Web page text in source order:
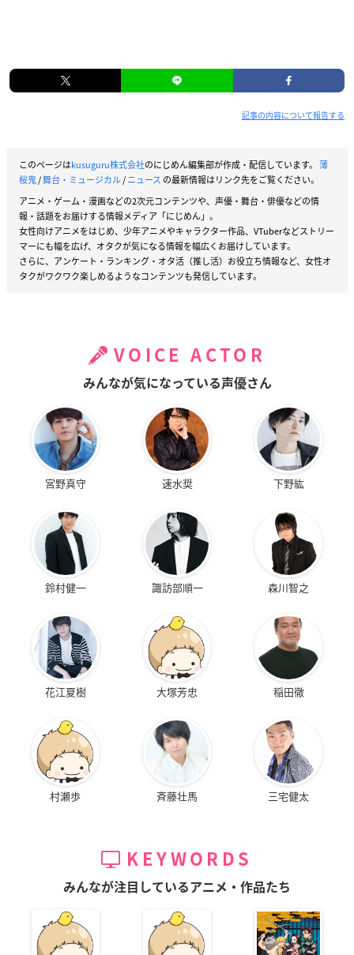
記事の内容について報告する
このページはkusuguru株式会社のにじめん編集部が作成・配信しています。 薄
桜鬼/舞台・ミュージカル/ニュース の最新情報はリンク先をご覧ください。
アニメ・ゲーム・漫画などの2次元コンテンツや、声優・舞台・俳優などの情
報・話題をお届けする情報メディア「にじめん」。
女性向けアニメをはじめ、少年アニメやキャラクター作品、VTuberなどストリー
マーにも幅を広げ、オタクが気になる情報を幅広くお届けしています。
さらに、アンケート・ランキング・オタ活（推し活）お役立ち情報など、女性オ
タクがワクワク楽しめるようなコンテンツも発信しています。
VOICE ACTOR
みんなが気になっている声優さん
宮野真守 速水奨 下野紘
鈴村健一 諏訪部順一 森川智之
花江夏樹 大塚芳忠 稲田徹
村瀬歩 斉藤壮馬 三宅健太
KEYWORDS
みんなが注目しているアニメ・作品たち